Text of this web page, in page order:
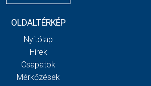
OLDALTÉRKÉP
Nyitólap
Hírek
Csapatok
Mérkőzések